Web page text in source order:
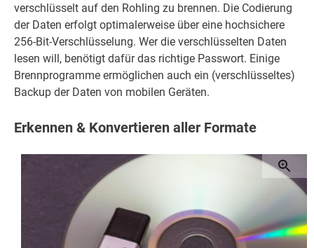
verschlüsselt auf den Rohling zu brennen. Die Codierung
der Daten erfolgt optimalerweise über eine hochsichere
256-Bit-Verschlüsselung. Wer die verschlüsselten Daten
lesen will, benötigt dafür das richtige Passwort. Einige
Brennprogramme ermöglichen auch ein (verschlüsseltes)
Backup der Daten von mobilen Geräten.
Erkennen & Konvertieren aller Formate